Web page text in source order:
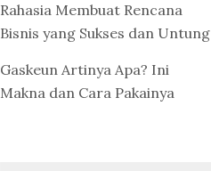
Rahasia Membuat Rencana
Bisnis yang Sukses dan Untung
Gaskeun Artinya Apa? Ini
Makna dan Cara Pakainya